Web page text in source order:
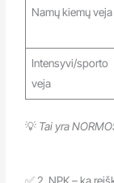
Namų kiemų veja
Intensyvi/sporto
veja
💡 Tai yra
✅ 2. NPK – ką